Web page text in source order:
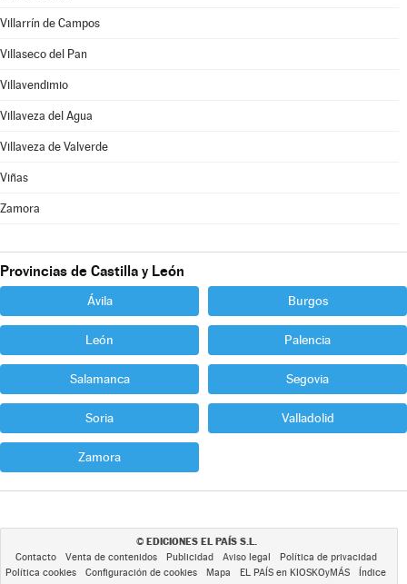
Villarrín de Campos
Villaseco del Pan
Villavendimio
Villaveza del Agua
Villaveza de Valverde
Viñas
Zamora
Provincias de Castilla y León
Ávila Burgos
León Palencia
Salamanca Segovia
Soria Valladolid
Zamora
© EDICIONES EL PAÍS S.L.
Contacto Venta de contenidos Publicidad Aviso legal
Política de privacidad
Política cookies
Configuración de cookies Mapa EL PAÍS en KIOSKOyMÁS
Índice